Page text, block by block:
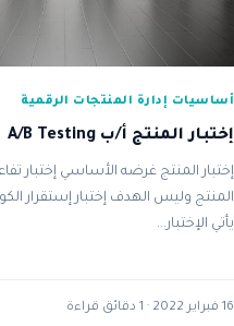
أساسيات إدارة المنتجات الرقمية
إختبار المنتج أ/ب A/B Testing
إختبار المنتج غرضه الأساسي إختبار
المنتج وليس الهدف إختبار إستقرار
يأتي الإختبار...
16 فبراير 2022 · 1 دقائق قراءة